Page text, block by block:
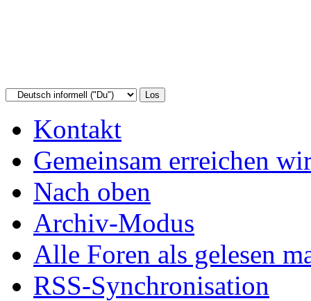
Kontakt
Gemeinsam erreichen
Nach oben
Archiv-Modus
Alle Foren als gelesen
RSS-Synchronisation